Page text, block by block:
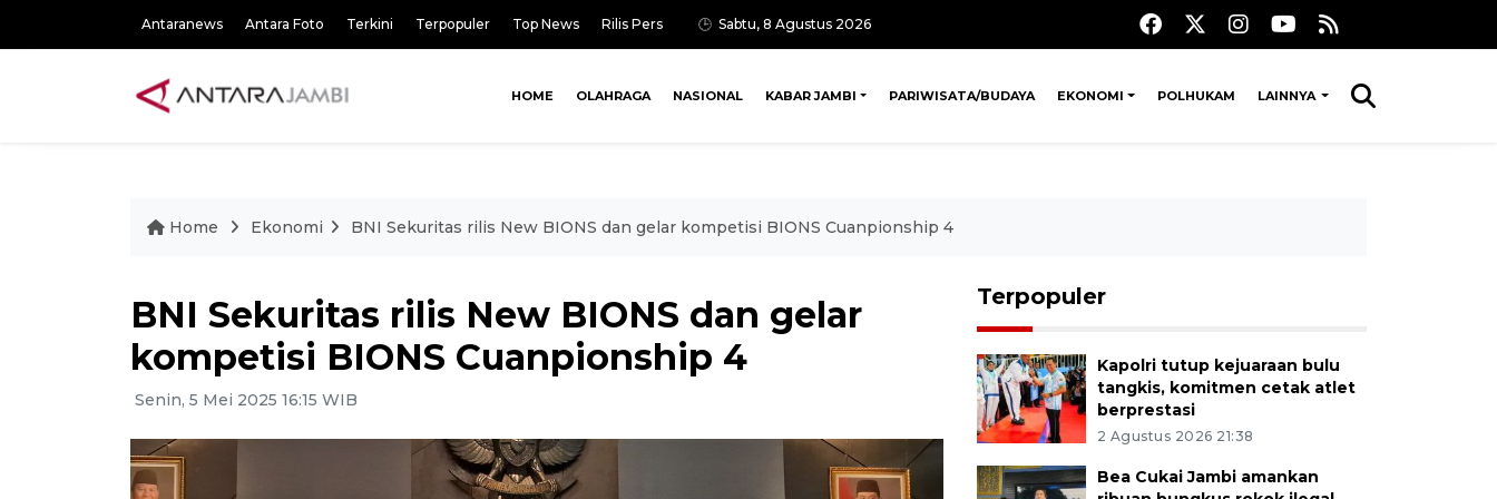
Antaranews Antara Foto Terkini Terpopuler Top News Rilis Pers Sabtu, 8 Agustus 2026
HOME OLAHRAGA NASIONAL KABAR JAMBI PARIWISATA/BUDAYA EKONOMI POLHUKAM LAINNYA
Home Ekonomi BNI Sekuritas rilis New BIONS dan gelar kompetisi BIONS Cuanpionship 4
BNI Sekuritas rilis New BIONS dan gelar
kompetisi BIONS Cuanpionship 4
Senin, 5 Mei 2025 16:15 WIB
Terpopuler
Kapolri tutup kejuaraan bulu
tangkis, komitmen cetak atlet
berprestasi
2 Agustus 2026 21:38
Bea Cukai Jambi amankan